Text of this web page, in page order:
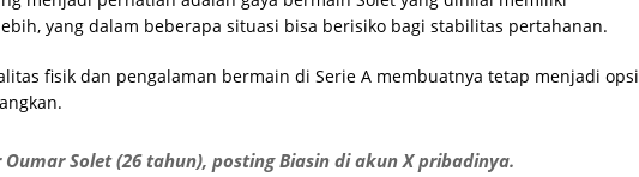
yang dalam beberapa situasi bisa berisiko bagi stabilitas pertahanan.
fisik dan pengalaman bermain di Serie A membuatnya tetap menjadi opsi
Solet (26 tahun), posting Biasin di akun X pribadinya.